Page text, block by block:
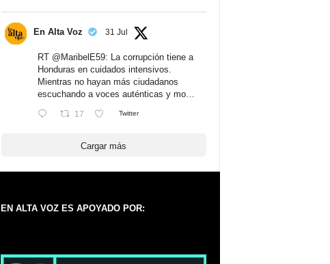
En Alta Voz 31 Jul
RT @MaribelE59: La corrupción tiene a
Honduras en cuidados intensivos.
Mientras no hayan más ciudadanos
escuchando a voces auténticas y mo…
17 Twitter
Cargar más
EN ALTA VOZ ES APOYADO POR: